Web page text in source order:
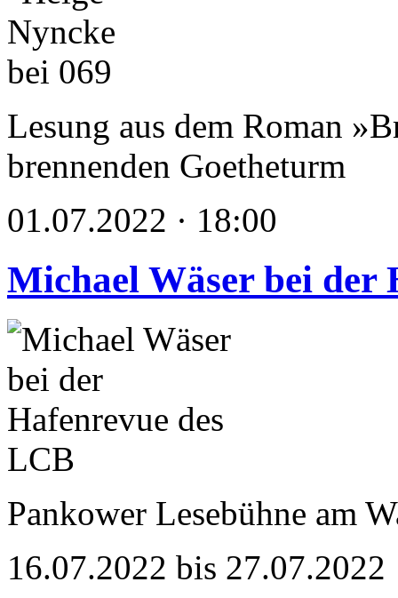
Lesung aus dem Roman
brennenden Goetheturm
01.07.2022 · 18:00
Michael Wäser bei der
Pankower Lesebühne am
16.07.2022 bis 27.07.2022